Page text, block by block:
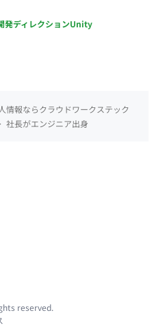
発ディレクションUnity
情報ならクラウドワークステック
社長がエンジニア出身
reserved.